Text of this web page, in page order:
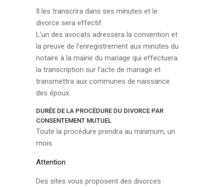
Il les transcrira dans ses minutes et le
divorce sera effectif.
L’un des avocats adressera la convention et
la preuve de l’enregistrement aux minutes du
notaire à la mairie du mariage qui effectuera
la transcription sur l’acte de mariage et
transmettra aux communes de naissance
des époux.
DURÉE DE LA PROCÉDURE DU DIVORCE PAR
CONSENTEMENT MUTUEL
Toute la procédure prendra au minimum, un
mois.
Attention
Des sites vous proposent des divorces